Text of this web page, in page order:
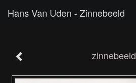
Hans Van Uden - Zinnebeeld
zinnebeeld